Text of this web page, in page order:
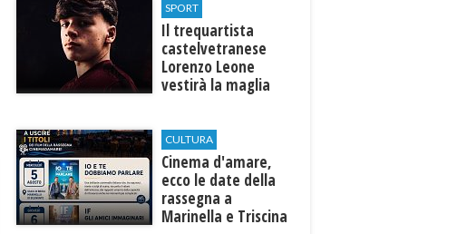
SPORT
Il trequartista
castelvetranese
Lorenzo Leone
vestirà la maglia
CULTURA
Cinema d'amare,
ecco le date della
rassegna a
Marinella e Triscina